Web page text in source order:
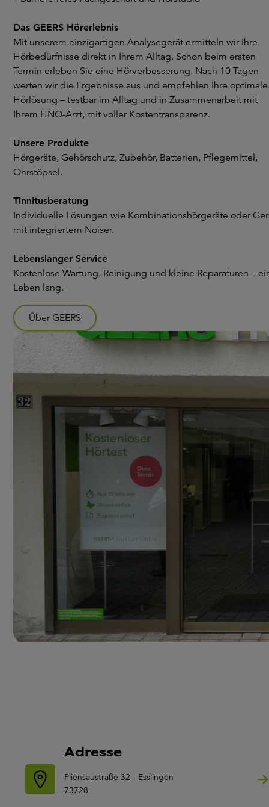
Das GEERS Hörerlebnis
Mit unserem einzigartigen Analysegerät ermitteln wir Ihre
Hörbedürfnisse direkt in Ihrem Alltag. Schon beim ersten
Termin erleben Sie eine Hörverbesserung. Nach 10 Tagen
werten wir die Ergebnisse aus und empfehlen Ihre optimale
Hörlösung – testbar im Alltag und in Zusammenarbeit mit
Ihrem HNO-Arzt, mit voller Kostentransparenz.
Unsere Produkte
Hörgeräte, Gehörschutz, Zubehör, Batterien, Pflegemittel,
Ohrstöpsel.
Tinnitusberatung
Individuelle Lösungen wie Kombinationshörgeräte oder
mit integriertem Noiser.
Lebenslanger Service
Kostenlose Wartung, Reinigung und kleine Reparaturen –
Leben lang.
Über GEERS
Adresse
Pliensaustraße 32 - Esslingen
73728